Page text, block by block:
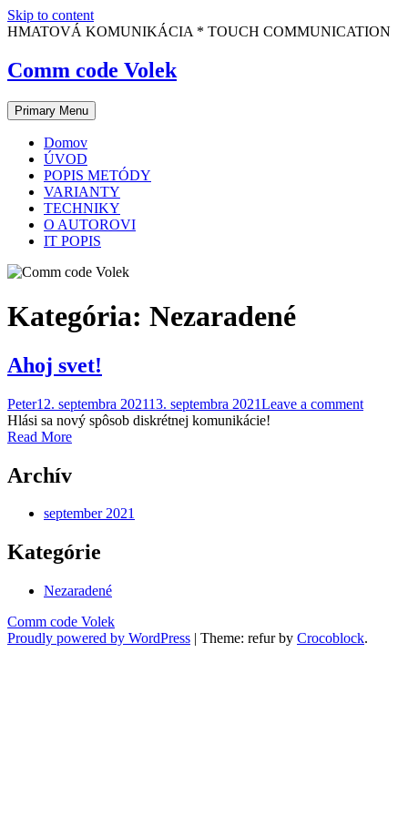
Skip to content
HMATOVÁ KOMUNIKÁCIA * TOUCH COMMUNICATION
Comm code Volek
Primary Menu
Domov
ÚVOD
POPIS METÓDY
VARIANTY
TECHNIKY
O AUTOROVI
IT POPIS
Kategória: Nezaradené
Ahoj svet!
Peter12. septembra 202113. septembra 2021Leave a comment
Hlási sa nový spôsob diskrétnej komunikácie!
Read More
Archív
september 2021
Kategórie
Nezaradené
Comm code Volek
Proudly powered by WordPress | Theme: refur by Crocoblock.